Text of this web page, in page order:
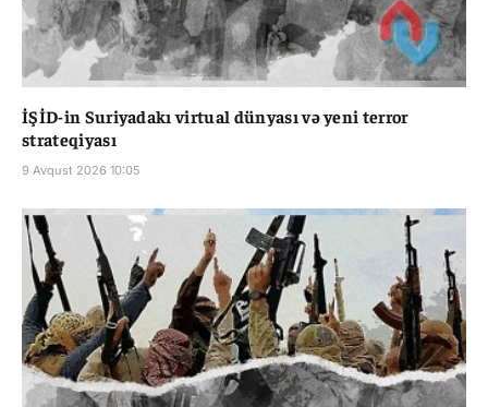
İŞİD-in Suriyadakı virtual dünyası və yeni terror
strateqiyası
9 Avqust 2026 10:05